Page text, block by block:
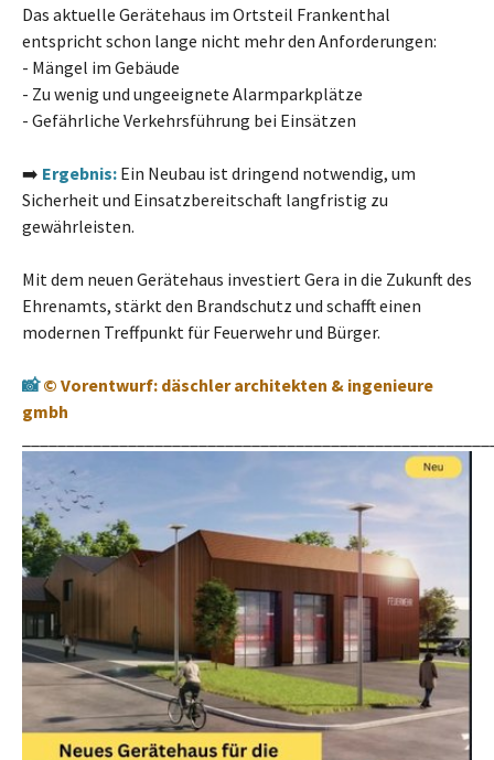
Show larger version
Das aktuelle Gerätehaus im Ortsteil Frankenthal
entspricht schon lange nicht mehr den Anforderungen:
- Mängel im Gebäude
- Zu wenig und ungeeignete Alarmparkplätze
- Gefährliche Verkehrsführung bei Einsätzen
➡️ Ergebnis: Ein Neubau ist dringend notwendig, um
Sicherheit und Einsatzbereitschaft langfristig zu
gewährleisten.
Mit dem neuen Gerätehaus investiert Gera in die Zukunft des
Ehrenamts, stärkt den Brandschutz und schafft einen
modernen Treffpunkt für Feuerwehr und Bürger.
📸© Vorentwurf: däschler architekten & ingenieure
gmbh